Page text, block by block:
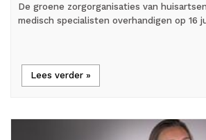
De groene zorgorganisaties van
medisch specialisten overhandigen op 16
Lees verder »